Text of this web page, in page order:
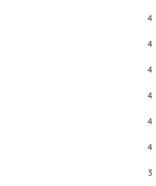
4
4
4
4
4
4
3